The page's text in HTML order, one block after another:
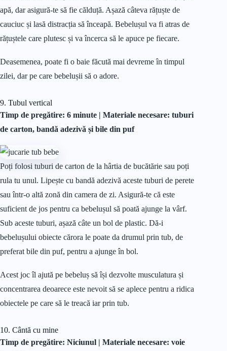
apă, dar asigură-te să fie călduță. Așază câteva rățuște de
cauciuc și lasă distracția să înceapă. Bebelușul va fi atras de
rățuștele care plutesc și va încerca să le apuce pe fiecare.
Deasemenea, poate fi o baie făcută mai devreme în timpul
zilei, dar pe care bebelușii să o adore.
9. Tubul vertical
Timp de pregătire: 6 minute | Materiale necesare: tuburi
de carton, bandă adezivă și bile din puf
Poți folosi tuburi de carton de la hârtia de bucătărie sau poți
rula tu unul. Lipește cu bandă adezivă aceste tuburi de perete
sau într-o altă zonă din camera de zi. Asigură-te că este
suficient de jos pentru ca bebelușul să poată ajunge la vârf.
Sub aceste tuburi, așază câte un bol de plastic. Dă-i
bebelușului obiecte cărora le poate da drumul prin tub, de
preferat bile din puf, pentru a ajunge în bol.
Acest joc îl ajută pe bebeluș să își dezvolte musculatura și
concentrarea deoarece este nevoit să se aplece pentru a ridica
obiectele pe care să le treacă iar prin tub.
10. Cântă cu mine
Timp de pregătire: Niciunul | Materiale necesare: voie